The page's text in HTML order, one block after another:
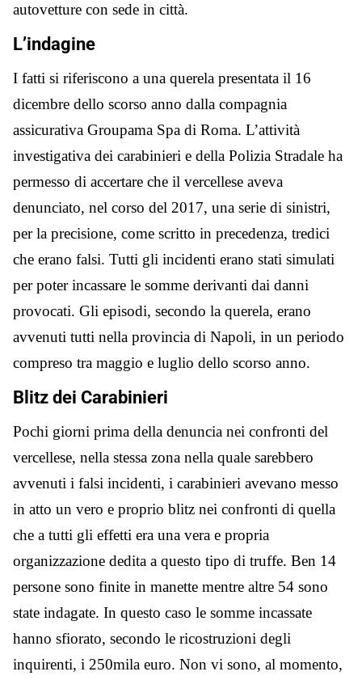
autovetture con sede in città.
L’indagine
I fatti si riferiscono a una querela presentata il 16
dicembre dello scorso anno dalla compagnia
assicurativa Groupama Spa di Roma. L’attività
investigativa dei carabinieri e della Polizia Stradale ha
permesso di accertare che il vercellese aveva
denunciato, nel corso del 2017, una serie di sinistri,
per la precisione, come scritto in precedenza, tredici
che erano falsi. Tutti gli incidenti erano stati simulati
per poter incassare le somme derivanti dai danni
provocati. Gli episodi, secondo la querela, erano
avvenuti tutti nella provincia di Napoli, in un periodo
compreso tra maggio e luglio dello scorso anno.
Blitz dei Carabinieri
Pochi giorni prima della denuncia nei confronti del
vercellese, nella stessa zona nella quale sarebbero
avvenuti i falsi incidenti, i carabinieri avevano messo
in atto un vero e proprio blitz nei confronti di quella
che a tutti gli effetti era una vera e propria
organizzazione dedita a questo tipo di truffe. Ben 14
persone sono finite in manette mentre altre 54 sono
state indagate. In questo caso le somme incassate
hanno sfiorato, secondo le ricostruzioni degli
inquirenti, i 250mila euro. Non vi sono, al momento,